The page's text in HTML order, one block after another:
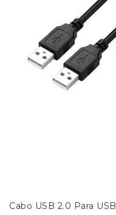
Cabo USB 2.0 Para USB